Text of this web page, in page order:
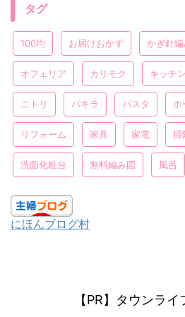
タグ
100均 お届けおかず かぎ針編
オフェリア カリモク キッチン
ニトリ パキラ パスタ ホ
リフォーム 家具 家電 掃
洗面化粧台 無料編み図 風呂
にほんブログ村
【PR】タウンライ